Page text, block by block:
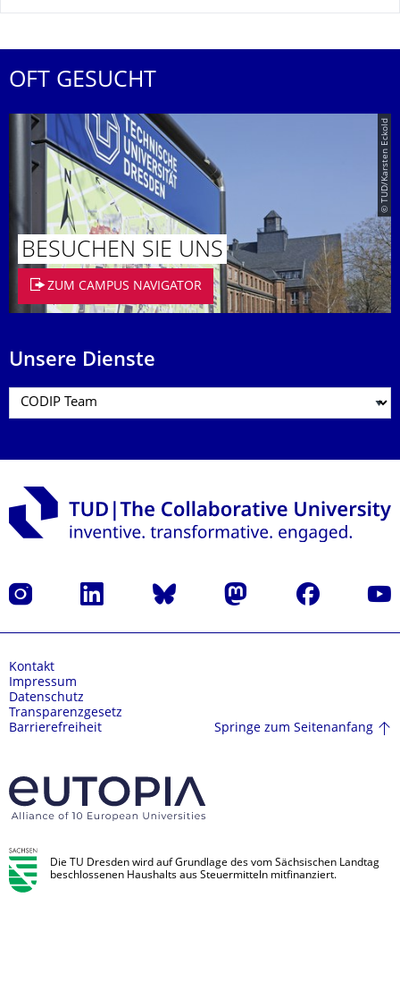
OFT GESUCHT
© TUD/Karsten Eckold
BESUCHEN SIE UNS
ZUM CAMPUS NAVIGATOR
Unsere Dienste
Instagram LinkedIn Bluesky Mastodon Facebook
Kontakt
Impressum
Datenschutz
Transparenzgesetz
Barrierefreiheit
Springe zum Seitenanfang
Die TU Dresden wird auf Grundlage des vom Sächsischen Landtag
beschlossenen Haushalts aus Steuermitteln mitfinanziert.